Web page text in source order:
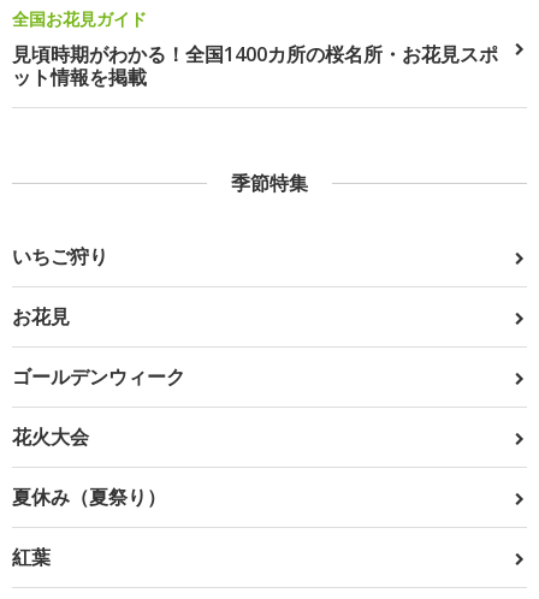
全国お花見ガイド
見頃時期がわかる！全国1400カ所の桜名所・お花見スポ
ット情報を掲載
季節特集
いちご狩り
お花見
ゴールデンウィーク
花火大会
夏休み（夏祭り）
紅葉